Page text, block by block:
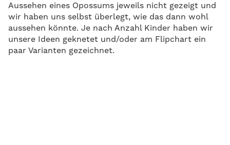
Aussehen eines Opossums jeweils nicht gezeigt und
wir haben uns selbst überlegt, wie das dann wohl
aussehen könnte. Je nach Anzahl Kinder haben wir
unsere Ideen geknetet und/oder am Flipchart ein
paar Varianten gezeichnet.